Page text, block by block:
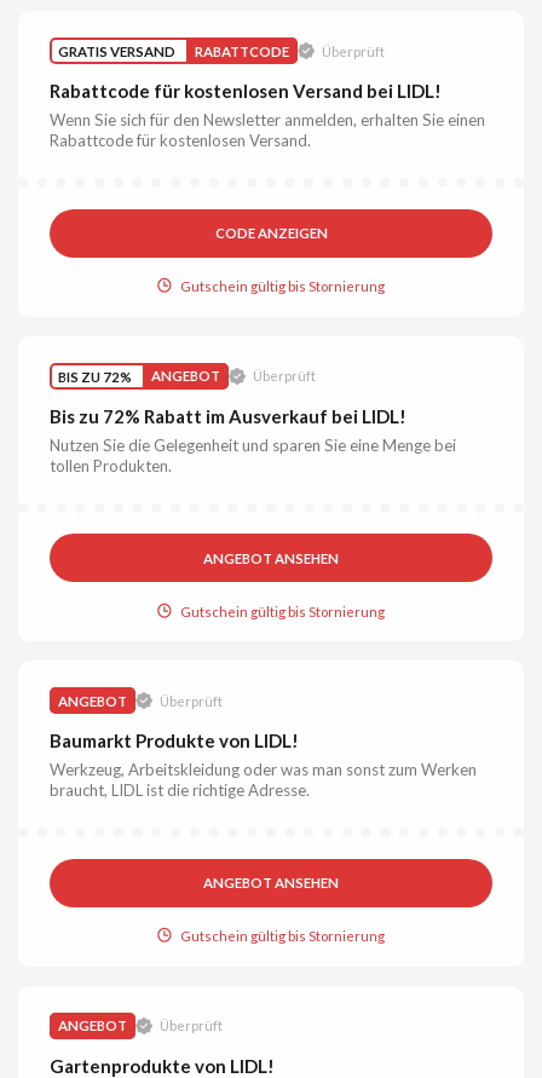
GRATIS VERSAND RABATTCODE Überprüft
Rabattcode für kostenlosen Versand bei LIDL!
Wenn Sie sich für den Newsletter anmelden, erhalten Sie einen
Rabattcode für kostenlosen Versand.
CODE ANZEIGEN
Gutschein gültig bis Stornierung
BIS ZU 72% ANGEBOT Überprüft
Bis zu 72% Rabatt im Ausverkauf bei LIDL!
Nutzen Sie die Gelegenheit und sparen Sie eine Menge bei
tollen Produkten.
ANGEBOT ANSEHEN
Gutschein gültig bis Stornierung
ANGEBOT Überprüft
Baumarkt Produkte von LIDL!
Werkzeug, Arbeitskleidung oder was man sonst zum Werken
braucht, LIDL ist die richtige Adresse.
ANGEBOT ANSEHEN
Gutschein gültig bis Stornierung
ANGEBOT Überprüft
Gartenprodukte von LIDL!